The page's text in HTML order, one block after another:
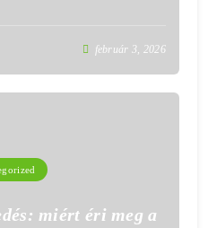
február 3, 2026
miért éri meg a